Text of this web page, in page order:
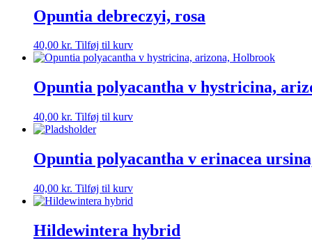
Opuntia debreczyi, rosa
40,00 kr. Tilføj til kurv
Opuntia polyacantha v hystricina,
40,00 kr. Tilføj til kurv
Opuntia polyacantha v erinacea
40,00 kr. Tilføj til kurv
Hildewintera hybrid